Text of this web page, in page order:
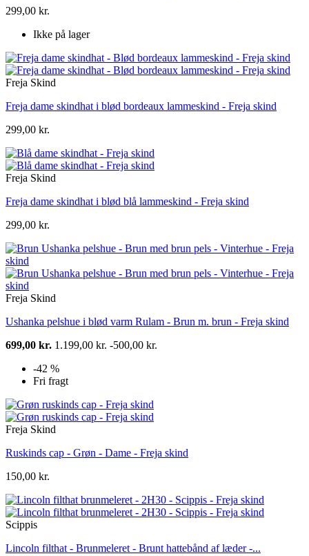
299,00 kr.
Ikke på lager
Freja Skind
Freja dame skindhat i blød bordeaux lammeskind - Freja skind
299,00 kr.
Freja Skind
Freja dame skindhat i blød blå lammeskind - Freja skind
299,00 kr.
Freja Skind
Ushanka pelshue i blød varm Rulam - Brun m. brun - Freja skind
699,00 kr. 1.199,00 kr. -500,00 kr.
-42 %
Fri fragt
Freja Skind
Ruskinds cap - Grøn - Dame - Freja skind
150,00 kr.
Scippis
Lincoln filthat - Brunmeleret - Brunt hattebånd af læder -...